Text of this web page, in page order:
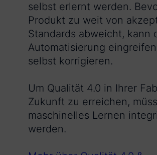
selbst erlernt werden.
Produkt zu weit von
Standards abweicht, kann
Automatisierung
selbst korrigieren.
Um Qualität 4.0 in Ihrer
Zukunft zu erreichen,
maschinelles Lernen
werden.